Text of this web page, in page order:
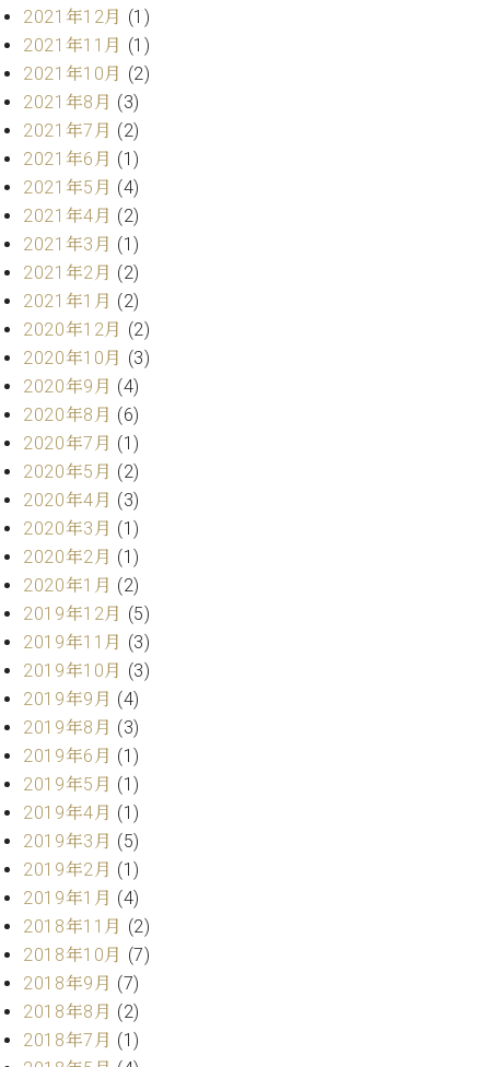
ロ
グ
ア
ク
セ
ス
問
い
合
わ
せ
ア
ー
テ
ィ
ス
ト
カ
ス
タ
マ
ー
ー
ビ
ス
(
調
律
ア
タ
ー
サ
ー
ビ
ス
律)
2021年12月 (1)
2021年11月 (1)
2021年10月 (2)
2021年8月 (3)
2021年7月 (2)
2021年6月 (1)
2021年5月 (4)
2021年4月 (2)
2021年3月 (1)
2021年2月 (2)
2021年1月 (2)
2020年12月 (2)
2020年10月 (3)
2020年9月 (4)
2020年8月 (6)
2020年7月 (1)
2020年5月 (2)
2020年4月 (3)
2020年3月 (1)
2020年2月 (1)
2020年1月 (2)
2019年12月 (5)
2019年11月 (3)
2019年10月 (3)
2019年9月 (4)
2019年8月 (3)
2019年6月 (1)
2019年5月 (1)
2019年4月 (1)
2019年3月 (5)
2019年2月 (1)
2019年1月 (4)
2018年11月 (2)
2018年10月 (7)
2018年9月 (7)
2018年8月 (2)
2018年7月 (1)